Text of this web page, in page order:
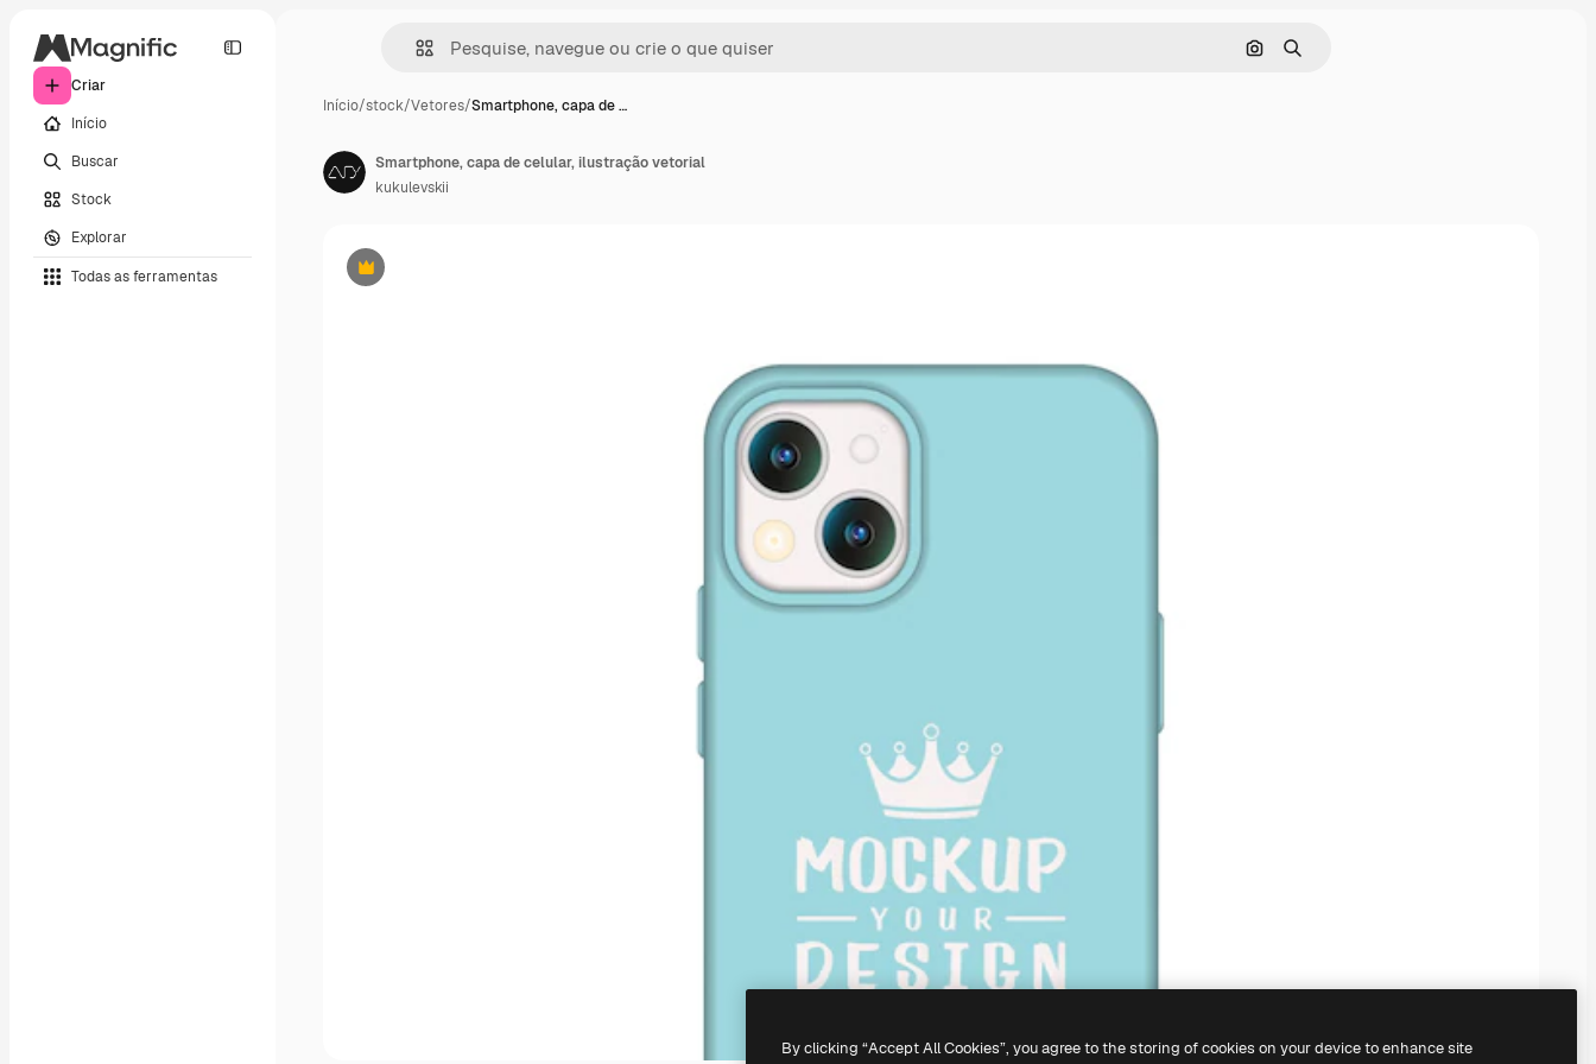
Criar
Início
Buscar
Stock
Explorar
Todas as ferramentas
Pesquisar por imagem
Buscar
Início/stock/Vetores/Smartphone, capa de …
Premium
Smartphone, capa de celular, ilustração vetorial
kukulevskii
By clicking “Accept All Cookies”, you agree to the storing of cookies on your device to enhance site